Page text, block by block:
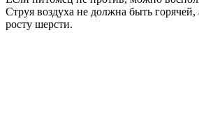
Струя воздуха не должна быть
росту шерсти.